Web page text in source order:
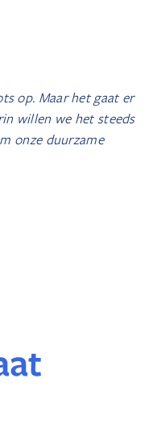
op. Maar het gaat er
willen we het steeds
onze duurzame